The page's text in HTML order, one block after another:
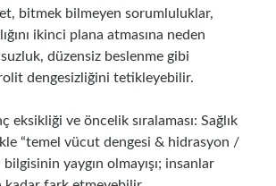
bitmek bilmeyen sorumluluklar,
ikinci plana atmasına neden
düzensiz beslenme gibi
dengesizliğini tetikleyebilir.
eksikliği ve öncelik sıralaması: Sağlık
“temel vücut dengesi & hidrasyon /
yaygın olmayışı; insanlar